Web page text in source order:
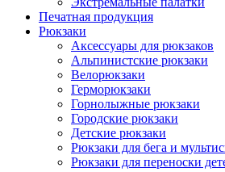
Печатная продукция
Рюкзаки
Аксессуары для рюкзаков
Альпинистские рюкзаки
Велорюкзаки
Герморюкзаки
Горнолыжные рюкзаки
Городские рюкзаки
Детские рюкзаки
Рюкзаки для бега и
Рюкзаки для переноски